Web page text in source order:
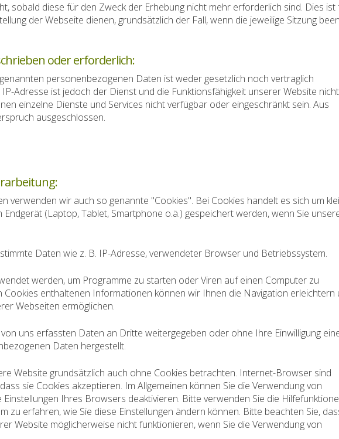
sobald diese für den Zweck der Erhebung nicht mehr erforderlich sind. Dies ist
der Webseite dienen, grundsätzlich der Fall, wenn die jeweilige Sitzung
oder erforderlich:
personenbezogenen Daten ist weder gesetzlich noch vertraglich
Adresse ist jedoch der Dienst und die Funktionsfähigkeit unserer Website nicht
einzelne Dienste und Services nicht verfügbar oder eingeschränkt sein. Aus
ausgeschlossen.
verwenden wir auch so genannte "Cookies". Bei Cookies handelt es sich um
(Laptop, Tablet, Smartphone o.ä.) gespeichert werden, wenn Sie
Daten wie z. B. IP-Adresse, verwendeter Browser und Betriebssystem.
werden, um Programme zu starten oder Viren auf einen Computer zu
Cookies enthaltenen Informationen können wir Ihnen die Navigation erleichtern
Webseiten ermöglichen.
uns erfassten Daten an Dritte weitergegeben oder ohne Ihre Einwilligung
Daten hergestellt.
Website grundsätzlich auch ohne Cookies betrachten. Internet-Browser sind
sie Cookies akzeptieren. Im Allgemeinen können Sie die Verwendung von
Ihres Browsers deaktivieren. Bitte verwenden Sie die
zu erfahren, wie Sie diese Einstellungen ändern können. Bitte beachten Sie,
Website möglicherweise nicht funktionieren, wenn Sie die Verwendung von